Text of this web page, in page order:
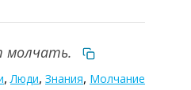
молчать.
,Люди, Знания, Молчание